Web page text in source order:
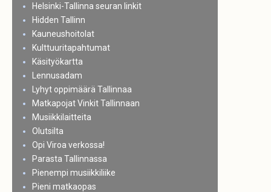
Helsinki-Tallinna seuran linkit
Hidden Tallinn
Kauneushoitolat
Kulttuuritapahtumat
Käsityökartta
Lennusadam
Lyhyt oppimäärä Tallinnaa
Matkapojat Vinkit Tallinnaan
Musiikkilaitteita
Olutsilta
Opi Viroa verkossa!
Parasta Tallinnassa
Pienempi musiikkiliike
Pieni matkaopas